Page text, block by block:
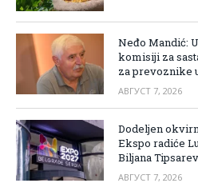
Neđo Mandić:
komisiji za
za prevoznike
АВГУСТ 7, 2026
Dodeljen
Ekspo radiće
Biljana
АВГУСТ 7, 2026